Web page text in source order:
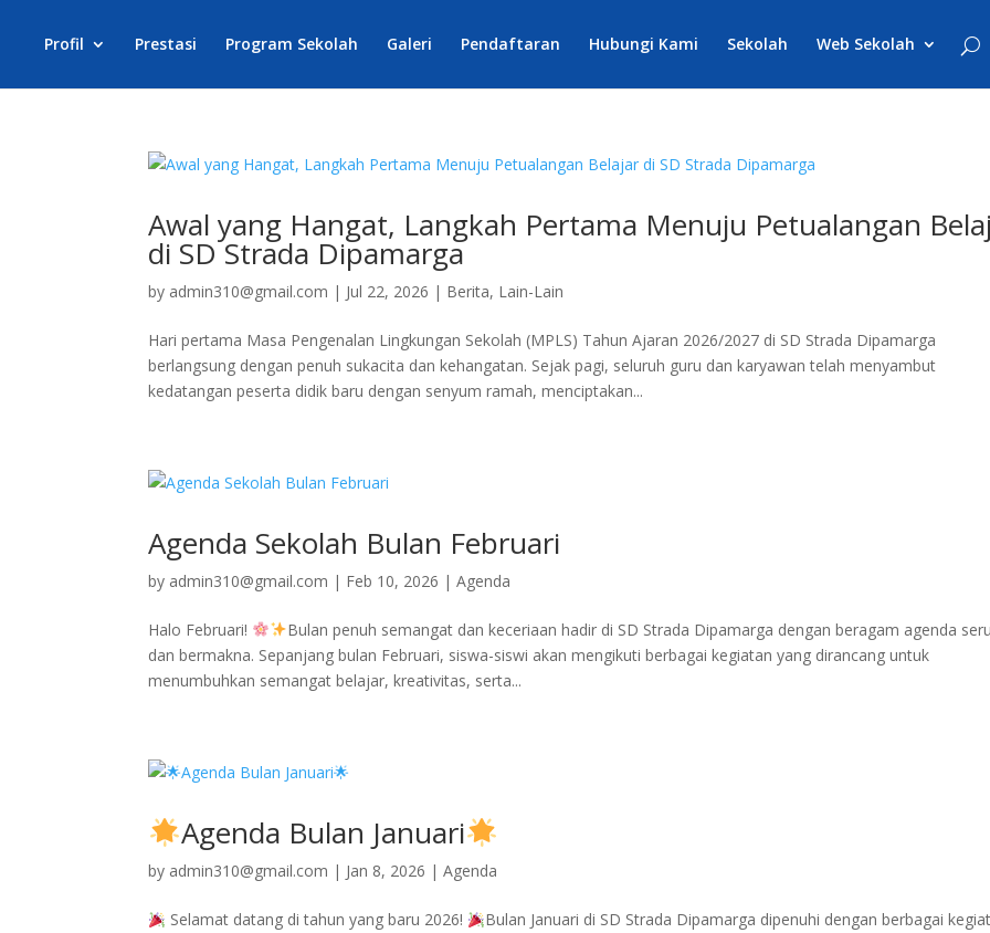
Profil Prestasi Program Sekolah Galeri Pendaftaran Hubungi Kami Sekolah Web Sekolah
Awal yang Hangat, Langkah Pertama Menuju Petualangan
di SD Strada Dipamarga
by admin310@gmail.com | Jul 22, 2026 | Berita, Lain-Lain
Hari pertama Masa Pengenalan Lingkungan Sekolah (MPLS) Tahun Ajaran 2026/2027 di SD Strada Dipamarga
berlangsung dengan penuh sukacita dan kehangatan. Sejak pagi, seluruh guru dan karyawan telah menyambut
kedatangan peserta didik baru dengan senyum ramah, menciptakan...
Agenda Sekolah Bulan Februari
by admin310@gmail.com | Feb 10, 2026 |Agenda
Halo Februari!
Bulan penuh semangat dan keceriaan hadir di SD Strada Dipamarga dengan beragam agenda
dan bermakna. Sepanjang bulan Februari, siswa-siswi akan mengikuti berbagai kegiatan yang dirancang untuk
menumbuhkan semangat belajar, kreativitas, serta...
Agenda Bulan Januari
by admin310@gmail.com | Jan 8, 2026 |Agenda
Selamat datang di tahun yang baru 2026!
Bulan Januari di SD Strada Dipamarga dipenuhi dengan berbagai